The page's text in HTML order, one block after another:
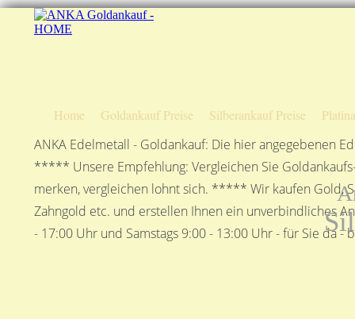
Home Goldankauf Preise Silberankauf Preise
ANKA Edelmetall - Goldankauf: Die hier angegebenen
***** Unsere Empfehlung: Vergleichen Sie
merken, vergleichen lohnt sich. ***** Wir kaufen Gold,
Zahngold etc. und erstellen Ihnen ein unverbindliches
- 17:00 Uhr und Samstags 9:00 - 13:00 Uhr - für Sie